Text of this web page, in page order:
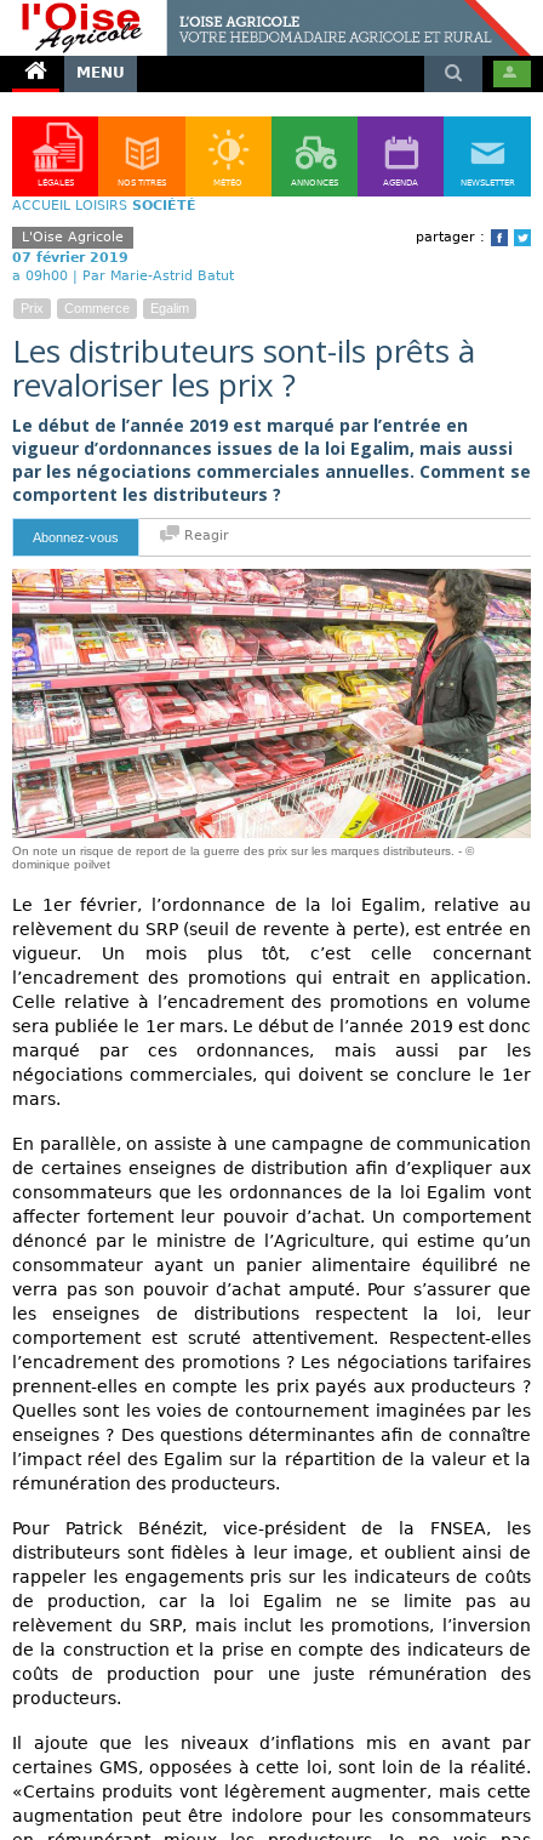
MENU
LÉGALES NOS TITRES MÉTÉO ANNONCES AGENDA NEWSLETTER
ACCUEIL LOISIRS SOCIÉTÉ
partager :
L'Oise Agricole
07 février 2019
a 09h00 | Par Marie-Astrid Batut
Prix Commerce Egalim
Les distributeurs sont-ils prêts à
revaloriser les prix ?
Le début de l’année 2019 est marqué par l’entrée en
vigueur d’ordonnances issues de la loi Egalim, mais aussi
par les négociations commerciales annuelles. Comment se
comportent les distributeurs ?
Abonnez-vous Reagir
On note un risque de report de la guerre des prix sur les marques distributeurs. - ©
dominique poilvet
Le 1er février, l’ordonnance de la loi Egalim, relative au
relèvement du SRP (seuil de revente à perte), est entrée en
vigueur. Un mois plus tôt, c’est celle concernant
l’encadrement des promotions qui entrait en application.
Celle relative à l’encadrement des promotions en volume
sera publiée le 1er mars. Le début de l’année 2019 est donc
marqué par ces ordonnances, mais aussi par les
négociations commerciales, qui doivent se conclure le 1er
mars.
En parallèle, on assiste à une campagne de communication
de certaines enseignes de distribution afin d’expliquer aux
consommateurs que les ordonnances de la loi Egalim vont
affecter fortement leur pouvoir d’achat. Un comportement
dénoncé par le ministre de l’Agriculture, qui estime qu’un
consommateur ayant un panier alimentaire équilibré ne
verra pas son pouvoir d’achat amputé. Pour s’assurer que
les enseignes de distributions respectent la loi, leur
comportement est scruté attentivement. Respectent-elles
l’encadrement des promotions ? Les négociations tarifaires
prennent-elles en compte les prix payés aux producteurs ?
Quelles sont les voies de contournement imaginées par les
enseignes ? Des questions déterminantes afin de connaître
l’impact réel des Egalim sur la répartition de la valeur et la
rémunération des producteurs.
Pour Patrick Bénézit, vice-président de la FNSEA, les
distributeurs sont fidèles à leur image, et oublient ainsi de
rappeler les engagements pris sur les indicateurs de coûts
de production, car la loi Egalim ne se limite pas au
relèvement du SRP, mais inclut les promotions, l’inversion
de la construction et la prise en compte des indicateurs de
coûts de production pour une juste rémunération des
producteurs.
Il ajoute que les niveaux d’inflations mis en avant par
certaines GMS, opposées à cette loi, sont loin de la réalité.
«Certains produits vont légèrement augmenter, mais cette
augmentation peut être indolore pour les consommateurs